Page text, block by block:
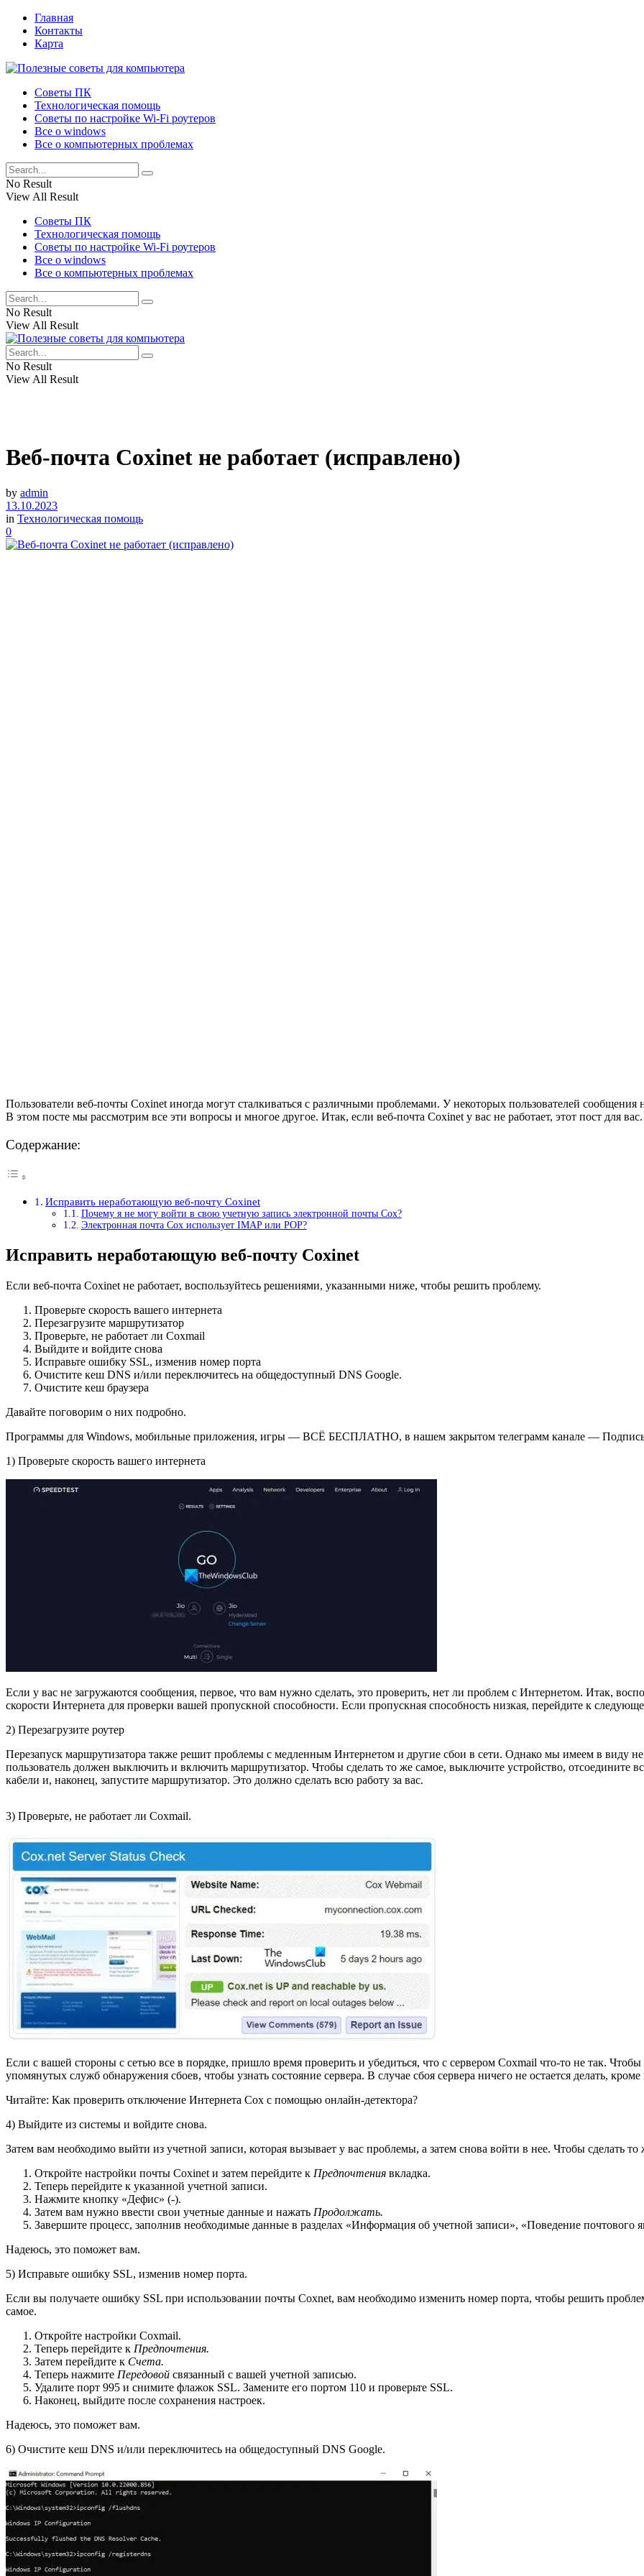
Главная
Контакты
Карта
Советы ПК
Технологическая помощь
Советы по настройке Wi-Fi роутеров
Все о windows
Все о компьютерных проблемах
No Result
View All Result
Советы ПК
Технологическая помощь
Советы по настройке Wi-Fi роутеров
Все о windows
Все о компьютерных проблемах
No Result
View All Result
No Result
View All Result
Веб-почта Coxinet не работает (исправлено)
by admin
13.10.2023
in Технологическая помощь
0
Пользователи веб-почты Coxinet иногда могут сталкиваться с различными проблемами. У некоторых пользователей
В этом посте мы рассмотрим все эти вопросы и многое другое. Итак, если веб-почта Coxinet у вас не работает, этот пост для вас.
Содержание:
Исправить неработающую веб-почту Coxinet
Почему я не могу войти в свою учетную запись электронной почты Cox?
Электронная почта Cox использует IMAP или POP?
Исправить неработающую веб-почту Coxinet
Если веб-почта Coxinet не работает, воспользуйтесь решениями, указанными ниже, чтобы решить проблему.
Проверьте скорость вашего интернета
Перезагрузите маршрутизатор
Проверьте, не работает ли Coxmail
Выйдите и войдите снова
Исправьте ошибку SSL, изменив номер порта
Очистите кеш DNS и/или переключитесь на общедоступный DNS Google.
Очистите кеш браузера
Давайте поговорим о них подробно.
Программы для Windows, мобильные приложения, игры — ВСЁ БЕСПЛАТНО, в нашем закрытом телеграмм канале —
1) Проверьте скорость вашего интернета
Если у вас не загружаются сообщения, первое, что вам нужно сделать, это проверить, нет ли проблем с Интернетом. Итак,
скорости Интернета для проверки вашей пропускной способности. Если пропускная способность низкая, перейдите к
2) Перезагрузите роутер
Перезапуск маршрутизатора также решит проблемы с медленным Интернетом и другие сбои в сети. Однако мы имеем в виду не
пользователь должен выключить и включить маршрутизатор. Чтобы сделать то же самое, выключите устройство, отсоедините
кабели и, наконец, запустите маршрутизатор. Это должно сделать всю работу за вас.
3) Проверьте, не работает ли Coxmail.
Если с вашей стороны с сетью все в порядке, пришло время проверить и убедиться, что с сервером Coxmail что-то не так.
упомянутых служб обнаружения сбоев, чтобы узнать состояние сервера. В случае сбоя сервера ничего не остается делать,
Читайте: Как проверить отключение Интернета Cox с помощью онлайн-детектора?
4) Выйдите из системы и войдите снова.
Затем вам необходимо выйти из учетной записи, которая вызывает у вас проблемы, а затем снова войти в нее. Чтобы сделать
Откройте настройки почты Coxinet и затем перейдите к Предпочтения вкладка.
Теперь перейдите к указанной учетной записи.
Нажмите кнопку «Дефис» (-).
Затем вам нужно ввести свои учетные данные и нажать Продолжать.
Завершите процесс, заполнив необходимые данные в разделах «Информация об учетной записи», «Поведение почтового
Надеюсь, это поможет вам.
5) Исправьте ошибку SSL, изменив номер порта.
Если вы получаете ошибку SSL при использовании почты Coxnet, вам необходимо изменить номер порта, чтобы решить
самое.
Откройте настройки Coxmail.
Теперь перейдите к Предпочтения.
Затем перейдите к Счета.
Теперь нажмите Передовой связанный с вашей учетной записью.
Удалите порт 995 и снимите флажок SSL. Замените его портом 110 и проверьте SSL.
Наконец, выйдите после сохранения настроек.
Надеюсь, это поможет вам.
6) Очистите кеш DNS и/или переключитесь на общедоступный DNS Google.